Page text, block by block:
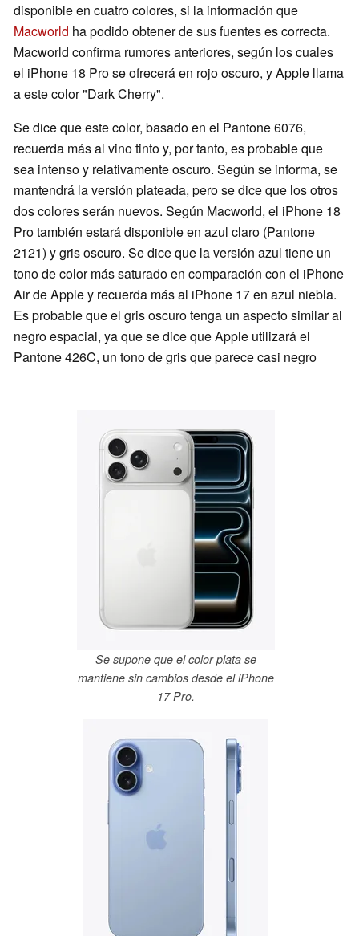
disponible en cuatro colores, si la información que
Macworld ha podido obtener de sus fuentes es correcta.
Macworld confirma rumores anteriores, según los cuales
el iPhone 18 Pro se ofrecerá en rojo oscuro, y Apple llama
a este color "Dark Cherry".
Se dice que este color, basado en el Pantone 6076,
recuerda más al vino tinto y, por tanto, es probable que
sea intenso y relativamente oscuro. Según se informa, se
mantendrá la versión plateada, pero se dice que los otros
dos colores serán nuevos. Según Macworld, el iPhone 18
Pro también estará disponible en azul claro (Pantone
2121) y gris oscuro. Se dice que la versión azul tiene un
tono de color más saturado en comparación con el iPhone
Air de Apple y recuerda más al iPhone 17 en azul niebla.
Es probable que el gris oscuro tenga un aspecto similar al
negro espacial, ya que se dice que Apple utilizará el
Pantone 426C, un tono de gris que parece casi negro
Se supone que el color plata se
mantiene sin cambios desde el iPhone
17 Pro.